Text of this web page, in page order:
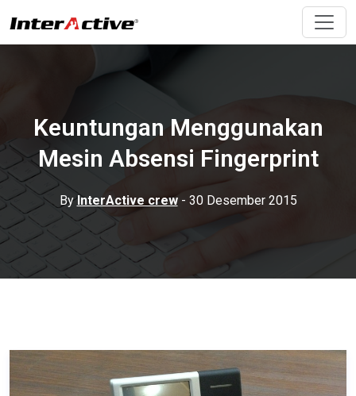
Keuntungan Menggunakan
Mesin Absensi Fingerprint
ByInterActive crew- 30 Desember 2015